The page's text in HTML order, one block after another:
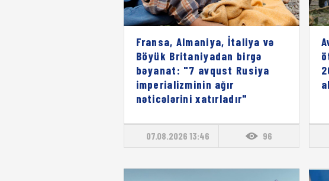
Fransa, Almaniya, İtaliya və
Böyük Britaniyadan birgə
bəyanat: "7 avqust Rusiya
imperializminin ağır
nəticələrini xatırladır"
07.08.2026 13:46 96